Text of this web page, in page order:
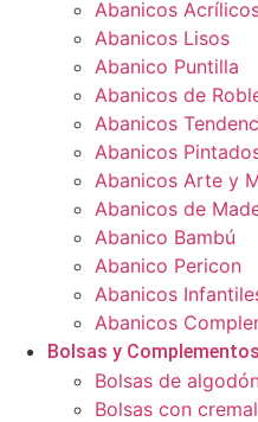
Abanicos
Abanicos Lisos
Abanico Puntilla
Abanicos de
Abanicos
Abanicos
Abanicos Arte y
Abanicos de
Abanico Bambú
Abanico Pericon
Abanicos
Abanicos
Bolsas y Complementos
Bolsas de
Bolsas con